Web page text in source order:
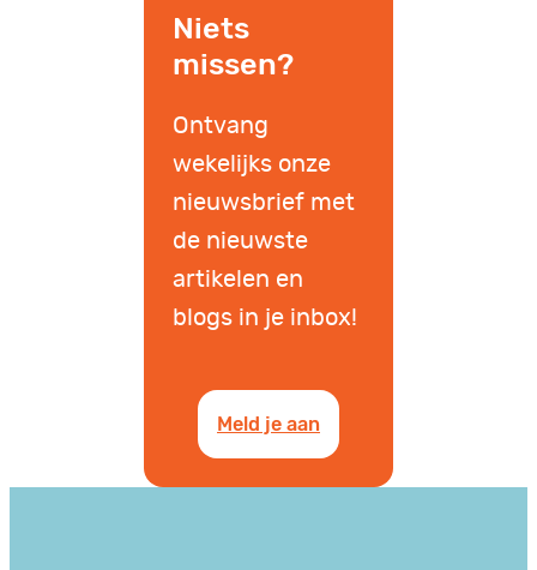
Niets
missen?
Ontvang
wekelijks onze
nieuwsbrief met
de nieuwste
artikelen en
blogs in je inbox!
Meld je aan